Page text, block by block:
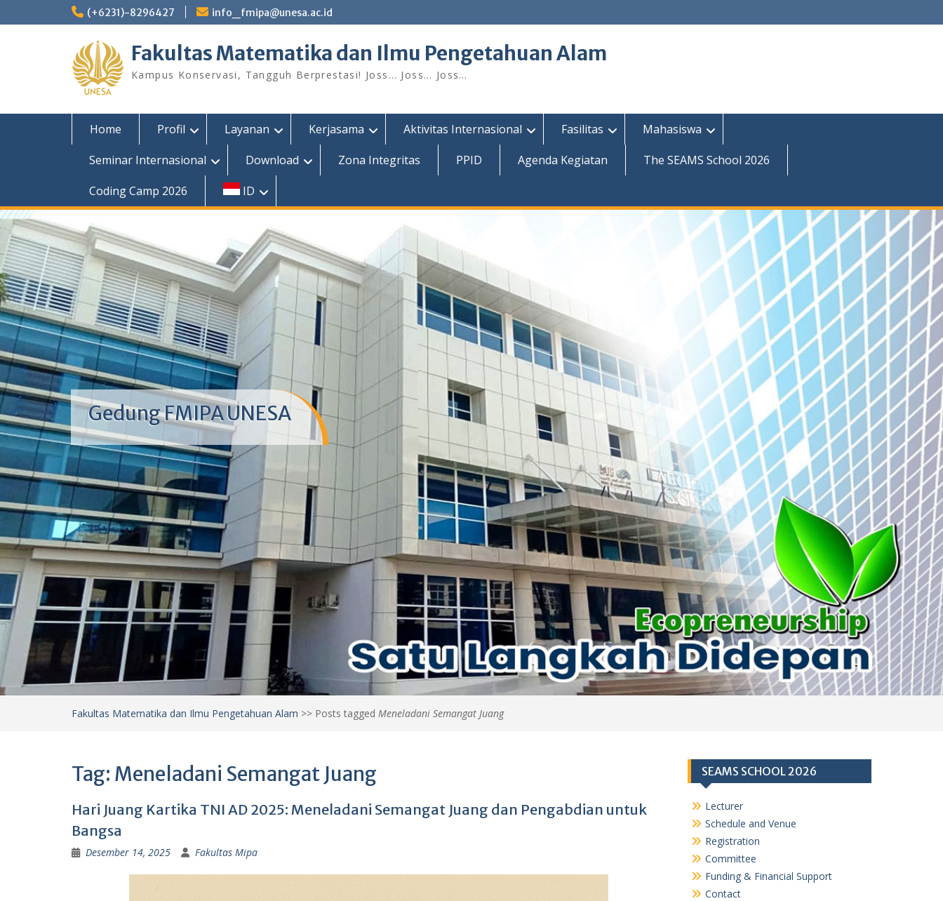
to
(+6231)-8296427 info_fmipa@unesa.ac.id
Fakultas Matematika dan Ilmu Pengetahuan Alam
Kampus Konservasi, Tangguh Berprestasi! Joss… Joss… Joss…
Home Profil Layanan Kerjasama Aktivitas Internasional Fasilitas
Mahasiswa
Seminar Internasional
Download Zona Integritas PPID Agenda Kegiatan
The SEAMS School 2026
Coding Camp 2026
ID
Gedung FMIPA UNESA
Fakultas Matematika dan Ilmu Pengetahuan Alam >> Posts tagged Meneladani Semangat Juang
Tag: Meneladani Semangat Juang
Hari Juang Kartika TNI AD 2025: Meneladani Semangat Juang dan Pengabdian untuk
Bangsa
Desember 14, 2025 Fakultas Mipa
SEAMS SCHOOL 2026
Lecturer
Schedule and Venue
Registration
Committee
Funding & Financial Support
Contact